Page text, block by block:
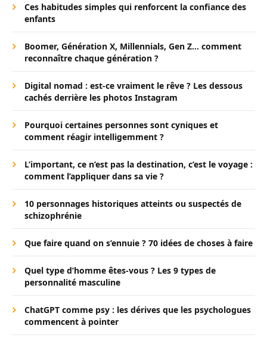
Ces habitudes simples qui renforcent la confiance des
enfants
Boomer, Génération X, Millennials, Gen Z… comment
reconnaître chaque génération ?
Digital nomad : est-ce vraiment le rêve ? Les dessous
cachés derrière les photos Instagram
Pourquoi certaines personnes sont cyniques et
comment réagir intelligemment ?
L’important, ce n’est pas la destination, c’est le voyage :
comment l’appliquer dans sa vie ?
10 personnages historiques atteints ou suspectés de
schizophrénie
Que faire quand on s’ennuie ? 70 idées de choses à faire
Quel type d’homme êtes-vous ? Les 9 types de
personnalité masculine
ChatGPT comme psy : les dérives que les psychologues
commencent à pointer